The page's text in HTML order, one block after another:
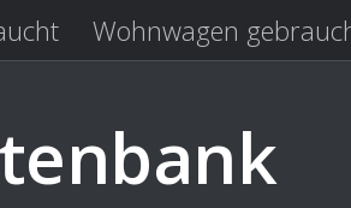
Wohnwagen